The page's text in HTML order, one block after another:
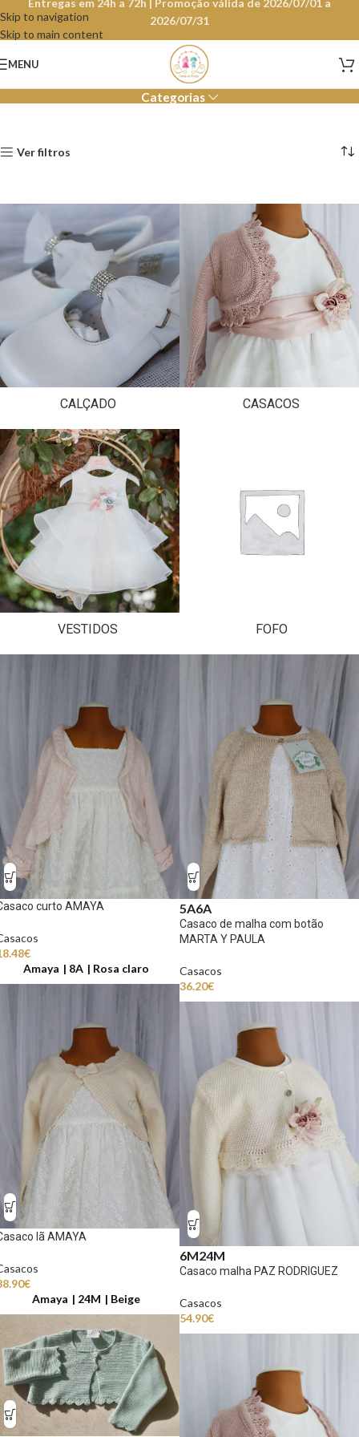
Skip to navigation
Skip to main content
Entregas em 24h a 72h | Promoção válida de 2026/07/01 a
2026/07/31
MENU Menina
Categorias
Ver filtros
CALÇADO CASACOS
VESTIDOS FOFO
curto AMAYA
€
Amaya
8A Rosa claro
5A6A
Casaco de malha com botão
MARTA Y PAULA
Casacos
36.20€
lã AMAYA
€
Amaya
24M Beige
6M24M
Casaco malha PAZ RODRIGUEZ
Casacos
54.90€